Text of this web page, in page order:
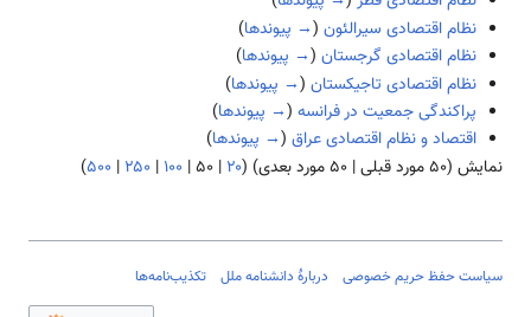
نظام اقتصادی سیرالئون (→ پیوندها)
نظام اقتصادی گرجستان (→ پیوندها)
نظام اقتصادی تاجیکستان (→ پیوندها)
پراکندگی جمعیت در فرانسه (→ پیوندها)
اقتصاد و نظام اقتصادی عراق (→ پیوندها)
نمایش (۵۰ مورد قبلی | ۵۰ مورد بعدی ) (۲۰ | ۵۰| ۱۰۰ | ۲۵۰ | ۵۰۰)
سیاست حفظ حریم خصوصی دربارهٔ دانشنامه ملل تکذیب‌نامه‌ها